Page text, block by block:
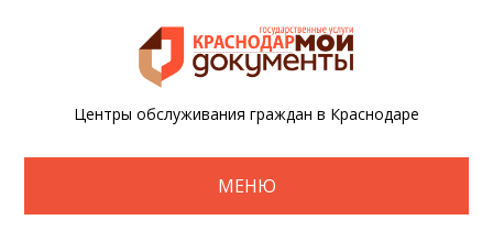
Центры обслуживания граждан в Краснодаре
МЕНЮ